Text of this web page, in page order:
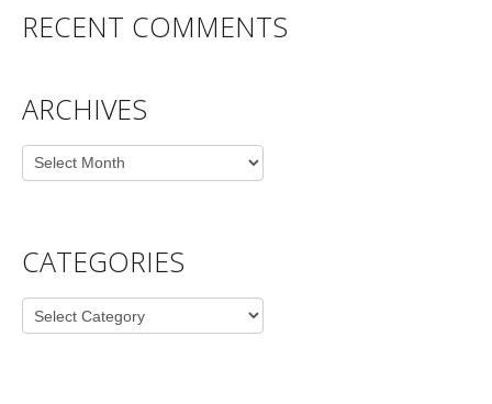
RECENT COMMENTS
ARCHIVES
Archives
CATEGORIES
Categories